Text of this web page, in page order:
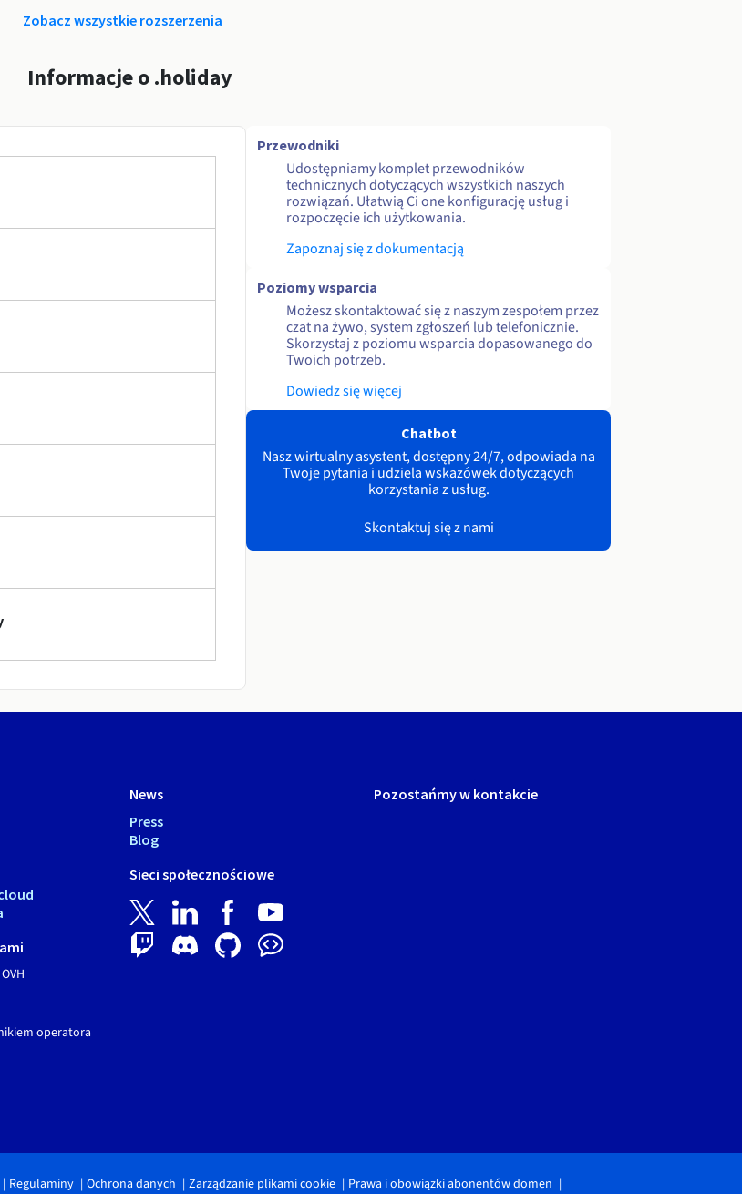
Zobacz wszystkie rozszerzenia
Informacje o .holiday
Przewodniki
Udostępniamy komplet przewodników
technicznych dotyczących wszystkich naszych
rozwiązań. Ułatwią Ci one konfigurację usług i
rozpoczęcie ich użytkowania.
Zapoznaj się z dokumentacją
Poziomy wsparcia
Możesz skontaktować się z naszym zespołem przez
czat na żywo, system zgłoszeń lub telefonicznie.
Skorzystaj z poziomu wsparcia dopasowanego do
Twoich potrzeb.
Dowiedz się więcej
Chatbot
Nasz wirtualny asystent, dostępny 24/7, odpowiada na
Twoje pytania i udziela wskazówek dotyczących
korzystania z usług.
Skontaktuj się z nami
operatora
News
Press
Blog
Sieci społecznościowe
Pozostańmy w kontakcie
Regulaminy Ochrona danych Zarządzanie plikami cookie Prawa i obowiązki abonentów domen